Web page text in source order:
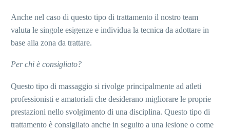
Anche nel caso di questo tipo di trattamento il nostro team
valuta le singole esigenze e individua la tecnica da adottare in
base alla zona da trattare.
Per chi è consigliato?
Questo tipo di massaggio si rivolge principalmente ad atleti
professionisti e amatoriali che desiderano migliorare le proprie
prestazioni nello svolgimento di una disciplina. Questo tipo di
trattamento è consigliato anche in seguito a una lesione o come